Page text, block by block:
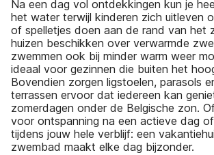
Na een dag vol ontdekkingen kun je
het water terwijl kinderen zich uitleven
of spelletjes doen aan de rand van het
huizen beschikken over verwarmde
zwemmen ook bij minder warm weer
ideaal voor gezinnen die buiten het
Bovendien zorgen ligstoelen, parasols
terrassen ervoor dat iedereen kan
zomerdagen onder de Belgische zon.
voor ontspanning na een actieve dag
tijdens jouw hele verblijf: een
zwembad maakt elke dag bijzonder.